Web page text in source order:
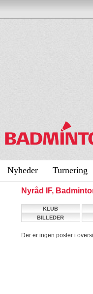
Nyheder Turnering
Nyråd IF,
KLUB
BILLEDER
Der er ingen poster i